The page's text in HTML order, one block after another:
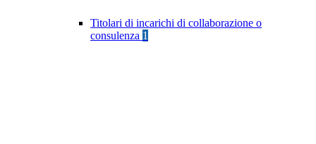
Titolari di incarichi di collaborazione o
consulenza 1